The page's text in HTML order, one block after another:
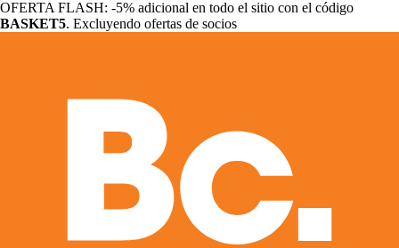
OFERTA FLASH: -5% adicional en todo el sitio con el código
BASKET5. Excluyendo ofertas de socios